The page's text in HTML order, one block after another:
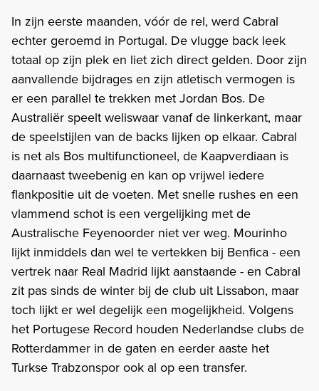
In zijn eerste maanden, vóór de rel, werd Cabral
echter geroemd in Portugal. De vlugge back leek
totaal op zijn plek en liet zich direct gelden. Door zijn
aanvallende bijdrages en zijn atletisch vermogen is
er een parallel te trekken met Jordan Bos. De
Australiër speelt weliswaar vanaf de linkerkant, maar
de speelstijlen van de backs lijken op elkaar. Cabral
is net als Bos multifunctioneel, de Kaapverdiaan is
daarnaast tweebenig en kan op vrijwel iedere
flankpositie uit de voeten. Met snelle rushes en een
vlammend schot is een vergelijking met de
Australische Feyenoorder niet ver weg. Mourinho
lijkt inmiddels dan wel te vertekken bij Benfica - een
vertrek naar Real Madrid lijkt aanstaande - en Cabral
zit pas sinds de winter bij de club uit Lissabon, maar
toch lijkt er wel degelijk een mogelijkheid. Volgens
het Portugese Record houden Nederlandse clubs de
Rotterdammer in de gaten en eerder aaste het
Turkse Trabzonspor ook al op een transfer.